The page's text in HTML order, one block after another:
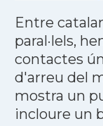
Entre
paral·lels,
contactes
d'arreu del
mostra un
incloure un